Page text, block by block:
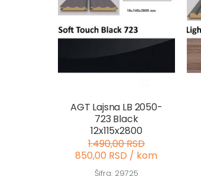
AGT Lajsna LB 2050-
723 Black
12x115x2800
1.490,00 RSD
850,00 RSD / kom
Šifra: 29725